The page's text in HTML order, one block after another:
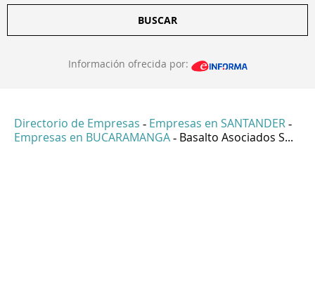
BUSCAR
Información ofrecida por:
Directorio de Empresas - Empresas en SANTANDER -
Empresas en BUCARAMANGA - Basalto Asociados S...